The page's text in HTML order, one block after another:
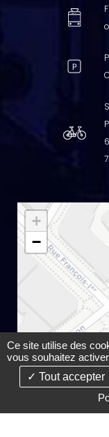
+
−
Ce site utilise des
vous souhaitez activer
Tout accepter